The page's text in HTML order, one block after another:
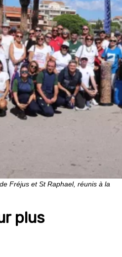
Fréjus et St Raphael, réunis à la
plus